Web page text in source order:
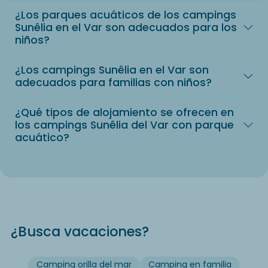
¿Los parques acuáticos de los campings
Sunêlia en el Var son adecuados para los
niños?
¿Los campings Sunêlia en el Var son
adecuados para familias con niños?
¿Qué tipos de alojamiento se ofrecen en
los campings Sunêlia del Var con parque
acuático?
¿Busca vacaciones?
Camping orilla del mar Camping en familia